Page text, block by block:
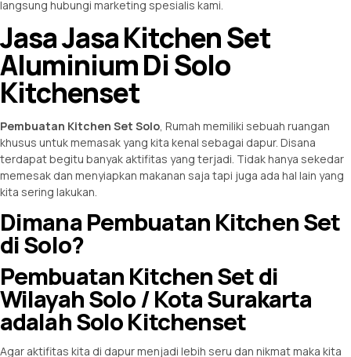
langsung hubungi marketing spesialis kami.
Jasa Jasa Kitchen Set
Aluminium Di Solo
Kitchenset
Pembuatan Kitchen Set Solo , Rumah memiliki sebuah ruangan
khusus untuk memasak yang kita kenal sebagai dapur. Disana
terdapat begitu banyak aktifitas yang terjadi. Tidak hanya sekedar
memesak dan menyiapkan makanan saja tapi juga ada hal lain yang
kita sering lakukan.
Dimana Pembuatan Kitchen Set
di Solo?
Pembuatan Kitchen Set di
Wilayah Solo / Kota Surakarta
adalah Solo Kitchenset
Agar aktifitas kita di dapur menjadi lebih seru dan nikmat maka kita